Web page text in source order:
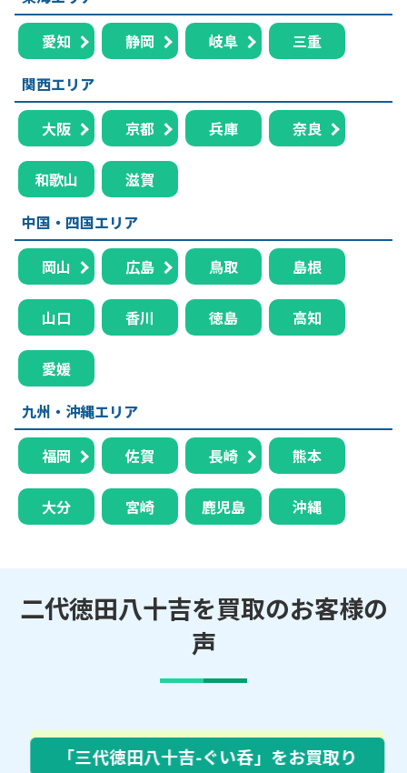
愛知 静岡 岐阜
三重
関西エリア
大阪 京都 兵庫 奈良
和歌山
滋賀
中国・四国エリア
岡山 広島 鳥取 島根
山口 香川 徳島 高知
愛媛
九州・沖縄エリア
福岡 佐賀 長崎 熊本
大分 宮崎 鹿児島 沖縄
二代徳田八十吉を買取のお客様の
声
「三代徳田八十吉-ぐい呑」 をお買取り